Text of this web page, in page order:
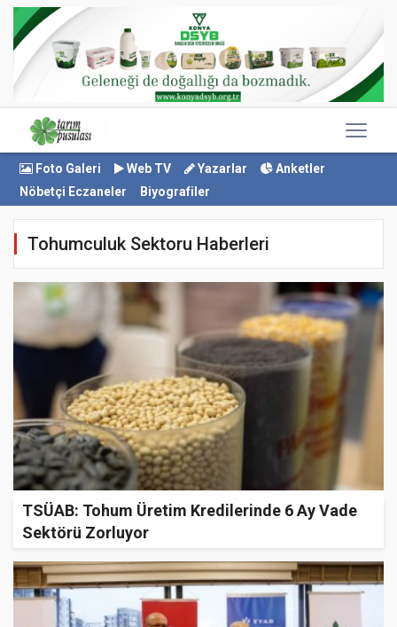
Foto Galeri Web TV Yazarlar
Anketler
Nöbetçi Eczaneler
Biyografiler
Tohumculuk Sektoru Haberleri
TSÜAB: Tohum Üretim Kredilerinde 6 Ay Vade
Sektörü Zorluyor